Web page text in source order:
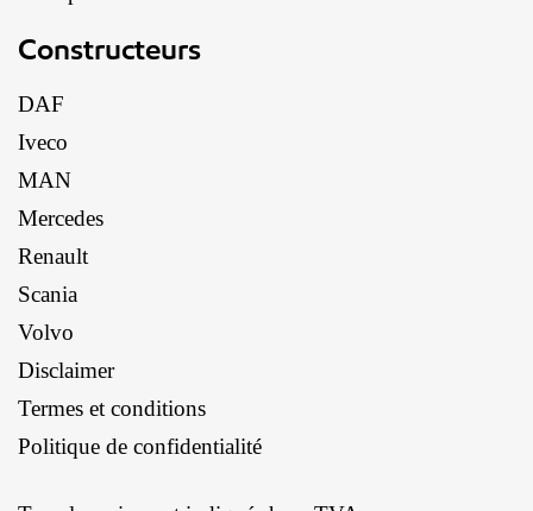
Constructeurs
DAF
Iveco
MAN
Mercedes
Renault
Scania
Volvo
Disclaimer
Termes et conditions
Politique de confidentialité